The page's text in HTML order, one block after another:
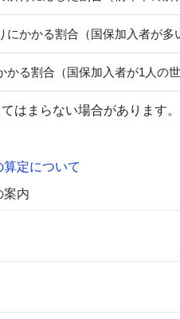
にかかる割合（国保加入者が
かる割合（国保加入者が1人の
はまらない場合があります。
定について
案内